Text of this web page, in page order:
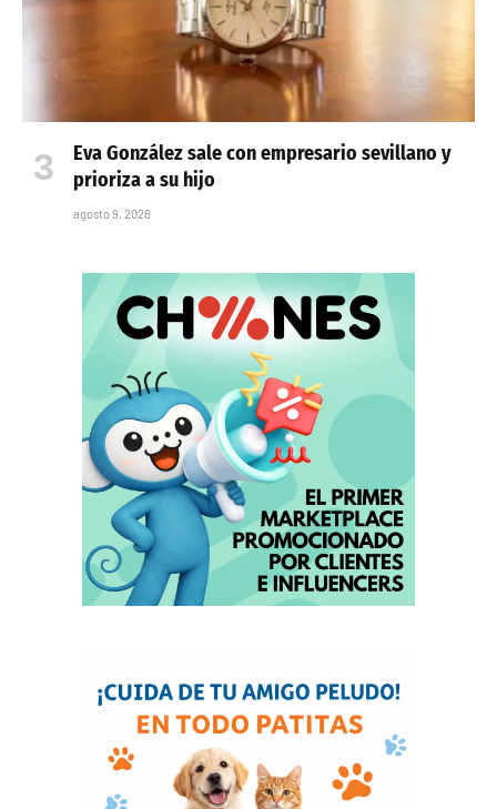
Eva González sale con empresario sevillano y
prioriza a su hijo
agosto 9, 2026